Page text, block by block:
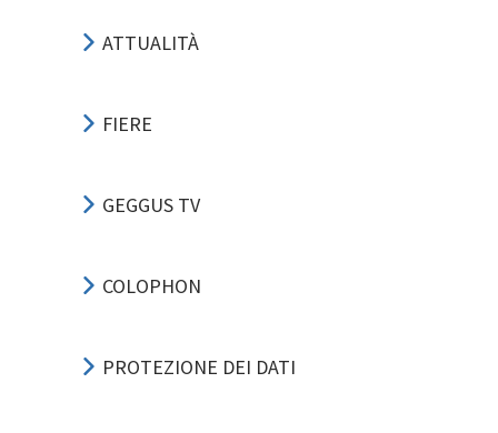
ATTUALITÀ
FIERE
GEGGUS TV
COLOPHON
PROTEZIONE DEI DATI